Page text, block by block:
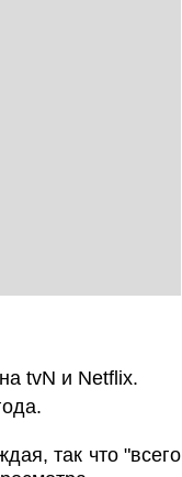
tvN и Netflix.
так что "всего